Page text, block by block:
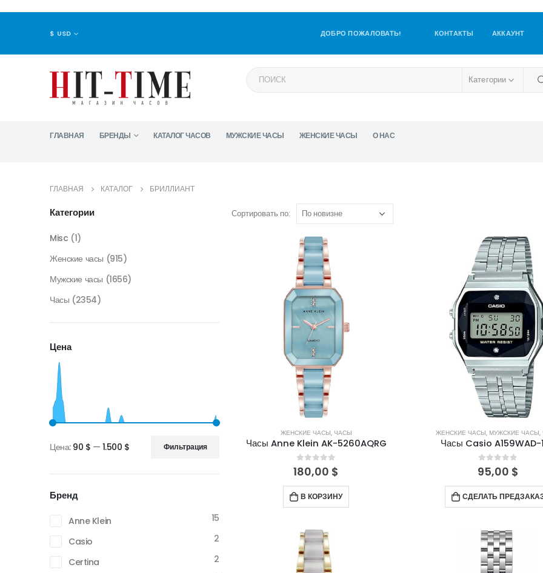
$ USD ДОБРО ПОЖАЛОВАТЬ! КОНТАКТЫ АККАУНТ
Категории
ГЛАВНАЯ БРЕНДЫ КАТАЛОГ ЧАСОВ МУЖСКИЕ ЧАСЫ ЖЕНСКИЕ ЧАСЫ О НАС
ГЛАВНАЯ КАТАЛОГ БРИЛЛИАНТ
Сортировать по:
ЖЕНСКИЕ ЧАСЫ, ЧАСЫ
Часы Anne Klein AK-5260AQRG
0out of 5
180,00 $
В КОРЗИНУ
ЖЕНСКИЕ ЧАСЫ, МУЖСКИЕ ЧАСЫ,
Часы Casio A159WAD-
0 out of 5
95,00 $
СДЕЛАТЬ
Категории
Misc (1)
Женские часы (915)
Мужские часы (1656)
Часы (2354)
Цена
Минимальная
цена
Максимальная
цена
Фильтрация
Цена: 90 $ — 1.500 $
Бренд
Anne Klein
15
Casio
2
Certina
2